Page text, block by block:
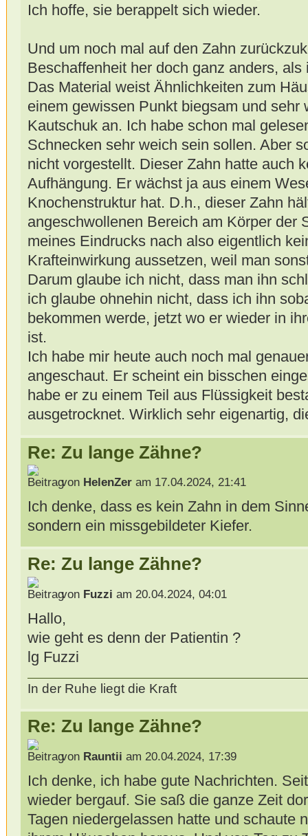
Ich hoffe, sie berappelt sich wieder.
Und um noch mal auf den Zahn
Beschaffenheit her doch ganz anders,
Das Material weist Ähnlichkeiten zum
einem gewissen Punkt biegsam und sehr
Kautschuk an. Ich habe schon mal
Schnecken sehr weich sein sollen. Aber
nicht vorgestellt. Dieser Zahn hatte auch
Aufhängung. Er wächst ja aus einem
Knochenstruktur hat. D.h., dieser Zahn
angeschwollenen Bereich am Körper der
meines Eindrucks nach also eigentlich
Krafteinwirkung aussetzen, weil man
Darum glaube ich nicht, dass man ihn
ich glaube ohnehin nicht, dass ich ihn
bekommen werde, jetzt wo er wieder in
ist.
Ich habe mir heute auch noch mal
angeschaut. Er scheint ein bisschen
habe er zu einem Teil aus Flüssigkeit
ausgetrocknet. Wirklich sehr eigenartig,
Re: Zu lange Zähne?
von HelenZeram 17.04.2024, 21:41
Ich denke, dass es kein Zahn in dem
sondern ein missgebildeter Kiefer.
Re: Zu lange Zähne?
von Fuzzi am 20.04.2024, 04:01
Hallo,
wie geht es denn der Patientin ?
lg Fuzzi
In der Ruhe liegt die Kraft
Re: Zu lange Zähne?
von Rauntii am 20.04.2024, 17:39
Ich denke, ich habe gute Nachrichten.
wieder bergauf. Sie saß die ganze Zeit
Tagen niedergelassen hatte und schaute